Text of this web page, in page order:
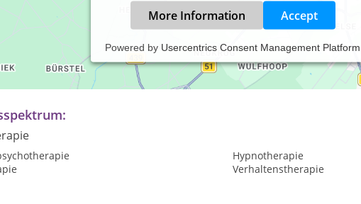
More Information Accept
Powered by Usercentrics Consent Management Platform
Vereinbarung
Hypnotherapie
Verhaltenstherapie